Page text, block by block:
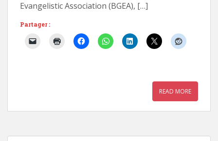
Evangelistic Association (BGEA), […]
Partager :
READ MORE